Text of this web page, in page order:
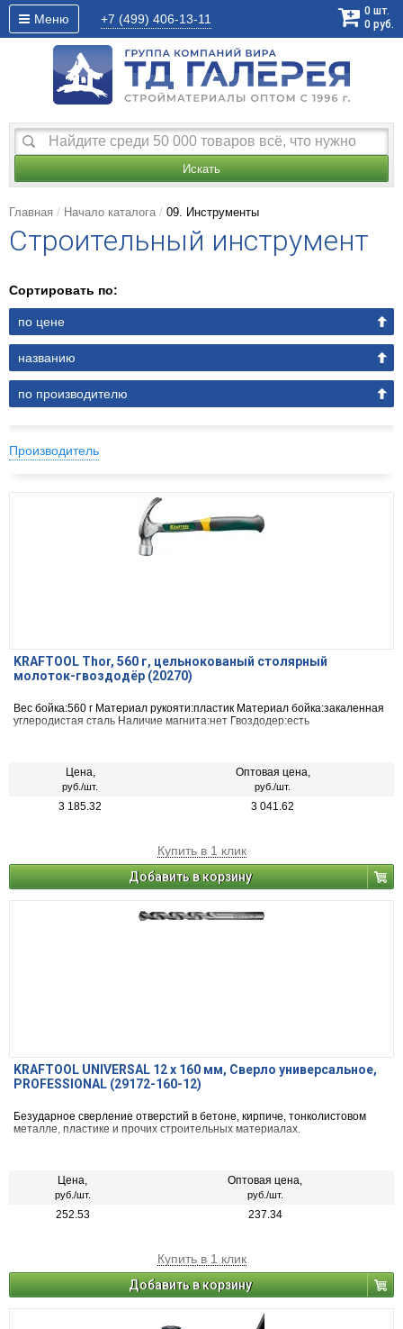
Меню +7 (499) 406-13-11
0 шт.
0 руб.
Искать
Главная Начало каталога 09. Инструменты
Строительный инструмент
Сортировать по:
по цене
названию
по производителю
Производитель
KRAFTOOL Thor, 560 г, цельнокованый столярный
молоток-гвоздодёр (20270)
Вес бойка:560 г Материал рукояти:пластик Материал бойка:закаленная
углеродистая сталь Наличие магнита:нет Гвоздодер:есть
Цена,
руб./шт.
Оптовая цена,
руб./шт.
3 185.32 3 041.62
Купить в 1 клик
Добавить в корзину
KRAFTOOL UNIVERSAL 12 х 160 мм, Сверло универсальное,
PROFESSIONAL (29172-160-12)
Безударное сверление отверстий в бетоне, кирпиче, тонколистовом
металле, пластике и прочих строительных материалах.
Цена,
руб./шт.
Оптовая цена,
руб./шт.
252.53 237.34
Купить в 1 клик
Добавить в корзину